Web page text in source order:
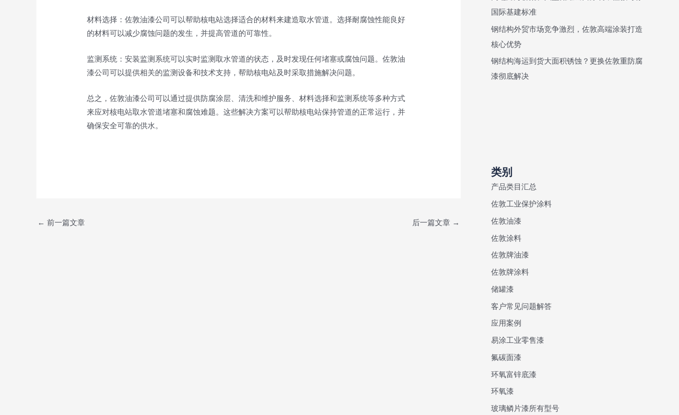
材料选择：佐敦油漆公司可以帮助核电站选择适合的材料来建造取水管道。选择耐腐蚀性能良好
的材料可以减少腐蚀问题的发生，并提高管道的可靠性。
监测系统：安装监测系统可以实时监测取水管道的状态，及时发现任何堵塞或腐蚀问题。佐敦油
漆公司可以提供相关的监测设备和技术支持，帮助核电站及时采取措施解决问题。
总之，佐敦油漆公司可以通过提供防腐涂层、清洗和维护服务、材料选择和监测系统等多种方式
来应对核电站取水管道堵塞和腐蚀难题。这些解决方案可以帮助核电站保持管道的正常运行，并
确保安全可靠的供水。
Post
← 前一篇文章 后一篇文章 →
国际基建标准
钢结构外贸市场竞争激烈，佐敦高端涂装打造
核心优势
钢结构海运到货大面积锈蚀？更换佐敦重防腐
漆彻底解决
类别
产品类目汇总
佐敦工业保护涂料
佐敦油漆
佐敦涂料
佐敦牌油漆
佐敦牌涂料
储罐漆
客户常见问题解答
应用案例
易涂工业零售漆
氟碳面漆
环氧富锌底漆
环氧漆
玻璃鳞片漆所有型号